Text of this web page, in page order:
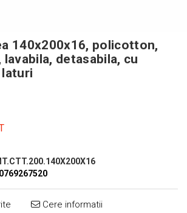
140x200x16, policotton,
lavabila, detasabila, cu
0769267520
Cere informatii